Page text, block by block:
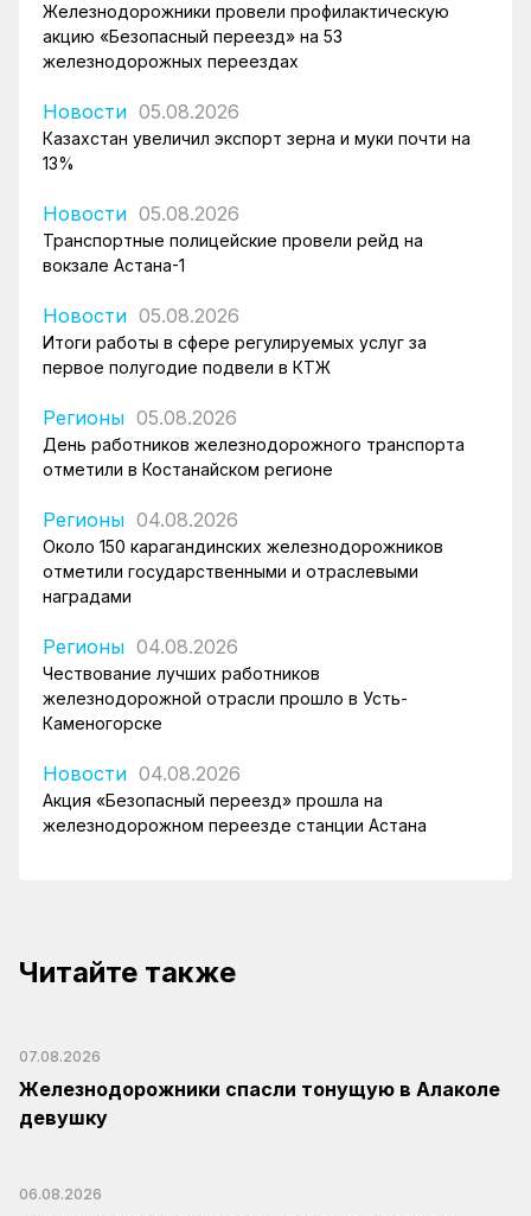
Железнодорожники провели профилактическую
акцию «Безопасный переезд» на 53
железнодорожных переездах
Новости 05.08.2026
Казахстан увеличил экспорт зерна и муки почти на
13%
Новости 05.08.2026
Транспортные полицейские провели рейд на
вокзале Астана-1
Новости 05.08.2026
Итоги работы в сфере регулируемых услуг за
первое полугодие подвели в КТЖ
Регионы 05.08.2026
День работников железнодорожного транспорта
отметили в Костанайском регионе
Регионы 04.08.2026
Около 150 карагандинских железнодорожников
отметили государственными и отраслевыми
наградами
Регионы 04.08.2026
Чествование лучших работников
железнодорожной отрасли прошло в Усть-
Каменогорске
Новости 04.08.2026
Акция «Безопасный переезд» прошла на
железнодорожном переезде станции Астана
Читайте также
07.08.2026
Железнодорожники спасли тонущую в Алаколе
девушку
06.08.2026